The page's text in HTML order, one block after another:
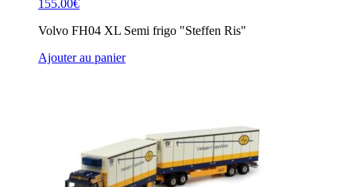
155.00€
Volvo FH04 XL Semi frigo "Steffen Ris"
Ajouter au panier